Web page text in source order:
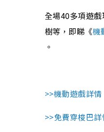
全場40多項遊
樹等，即睇《機
。
>>機動遊戲詳情
>>免費穿梭巴詳